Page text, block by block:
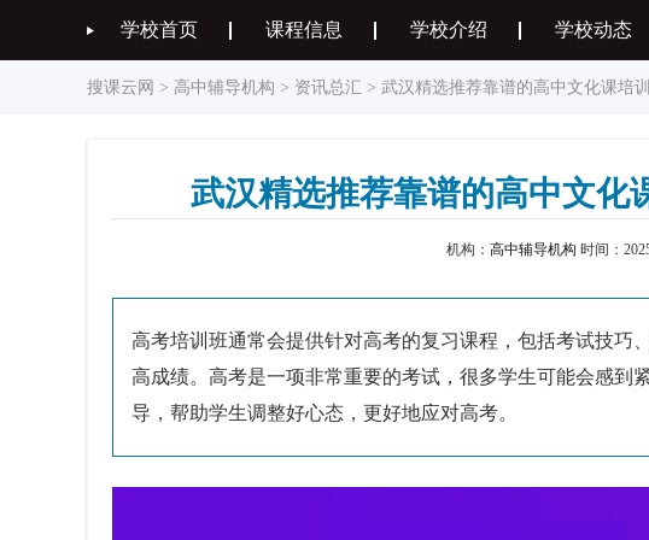
学校首页 课程信息 学校介绍 学校动态
搜课云网 > 高中辅导机构 > 资讯总汇 > 武汉精选推荐靠谱的高中文化课培
武汉精选推荐靠谱的高中文化
机构： 高中辅导机构 时间：
高考培训班通常会提供针对高考的复习课程，包括考试技巧
高成绩。高考是一项非常重要的考试，很多学生可能会感到
导，帮助学生调整好心态，更好地应对高考。